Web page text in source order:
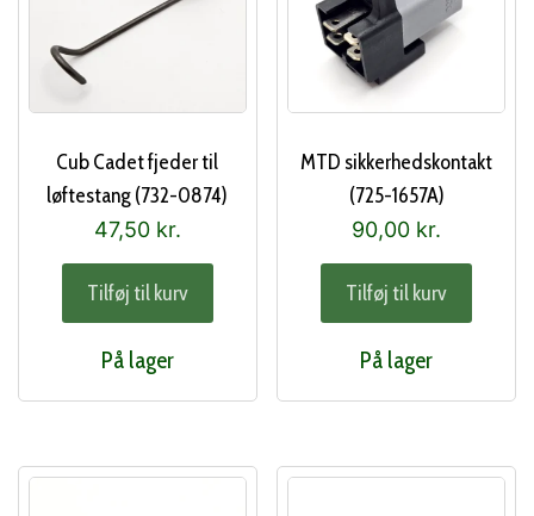
Cub Cadet fjeder til
løftestang (732-0874)
47,50 kr.
Tilføj til kurv
På lager
MTD sikkerhedskontakt
(725-1657A)
90,00 kr.
Tilføj til kurv
På lager